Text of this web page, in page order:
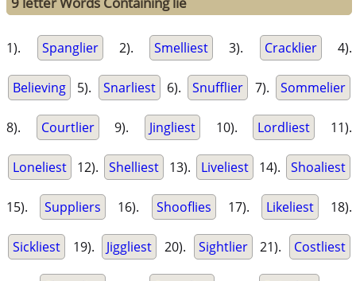
1). Spanglier 2). Smelliest 3). Cracklier 4).
Believing 5). Snarliest 6). Snufflier 7). Sommelier
8). Courtlier 9). Jingliest 10). Lordliest 11).
Loneliest 12). Shelliest 13). Liveliest 14). Shoaliest
15). Suppliers 16). Shooflies 17). Likeliest 18).
Sickliest 19). Jiggliest 20). Sightlier 21). Costliest